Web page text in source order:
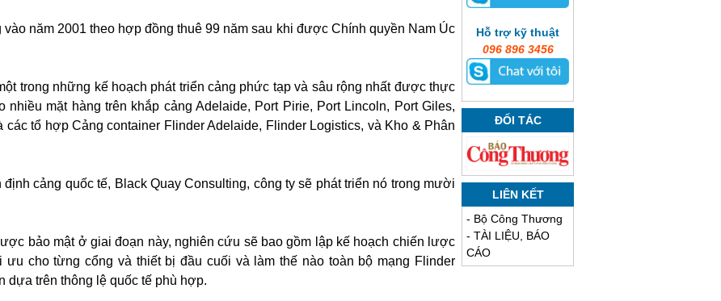
năm 2001 theo hợp đồng thuê 99 năm sau khi được Chính quyền Nam Úc
trong những kế hoạch phát triển cảng phức tạp và sâu rộng nhất được thực
mặt hàng trên khắp cảng Adelaide, Port Pirie, Port Lincoln, Port Giles,
các tổ hợp Cảng container Flinder Adelaide, Flinder Logistics, và Kho & Phân
cảng quốc tế, Black Quay Consulting, công ty sẽ phát triển nó trong mười
bảo mật ở giai đoạn này, nghiên cứu sẽ bao gồm lập kế hoạch chiến lược
cho từng cổng và thiết bị đầu cuối và làm thế nào toàn bộ mạng Flinder
dựa trên thông lệ quốc tế phù hợp.
Hỗ trợ kỹ thuật
096 896 3456
ĐỐI TÁC
LIÊN KẾT
- Bộ Công Thương
- TÀI LIỆU, BÁO
CÁO